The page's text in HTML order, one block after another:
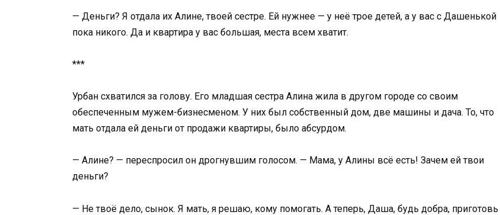
— Деньги? Я отдала их Алине, твоей сестре. Ей нужнее — у неё трое детей, а у вас с Дашенькой
пока никого. Да и квартира у вас большая, места всем хватит.
***
Урбан схватился за голову. Его младшая сестра Алина жила в другом городе со своим
обеспеченным мужем-бизнесменом. У них был собственный дом, две машины и дача. То, что
мать отдала ей деньги от продажи квартиры, было абсурдом.
— Алине? — переспросил он дрогнувшим голосом. — Мама, у Алины всё есть! Зачем ей твои
деньги?
— Не твоё дело, сынок. Я мать, я решаю, кому помогать. А теперь, Даша, будь добра, приготовь